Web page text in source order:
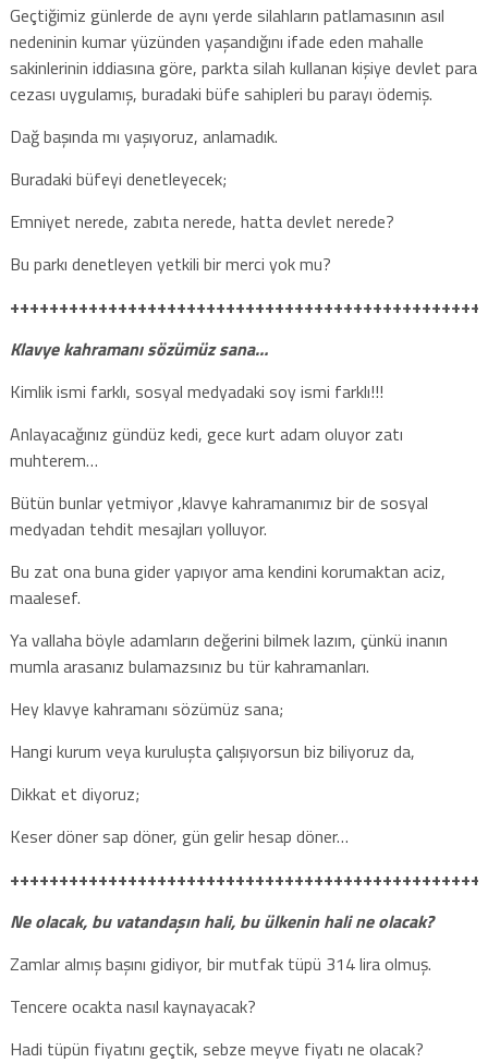
Geçtiğimiz günlerde de aynı yerde silahların patlamasının asıl
nedeninin kumar yüzünden yaşandığını ifade eden mahalle
sakinlerinin iddiasına göre, parkta silah kullanan kişiye devlet para
cezası uygulamış, buradaki büfe sahipleri bu parayı ödemiş.
Dağ başında mı yaşıyoruz, anlamadık.
Buradaki büfeyi denetleyecek;
Emniyet nerede, zabıta nerede, hatta devlet nerede?
Bu parkı denetleyen yetkili bir merci yok mu?
Klavye kahramanı sözümüz sana…
Kimlik ismi farklı, sosyal medyadaki soy ismi farklı!!!
Anlayacağınız gündüz kedi, gece kurt adam oluyor zatı
muhterem…
Bütün bunlar yetmiyor ,klavye kahramanımız bir de sosyal
medyadan tehdit mesajları yolluyor.
Bu zat ona buna gider yapıyor ama kendini korumaktan aciz,
maalesef.
Ya vallaha böyle adamların değerini bilmek lazım, çünkü inanın
mumla arasanız bulamazsınız bu tür kahramanları.
Hey klavye kahramanı sözümüz sana;
Hangi kurum veya kuruluşta çalışıyorsun biz biliyoruz da,
Dikkat et diyoruz;
Keser döner sap döner, gün gelir hesap döner…
Ne olacak, bu vatandaşın hali, bu ülkenin hali ne olacak?
Zamlar almış başını gidiyor, bir mutfak tüpü 314 lira olmuş.
Tencere ocakta nasıl kaynayacak?
Hadi tüpün fiyatını geçtik, sebze meyve fiyatı ne olacak?